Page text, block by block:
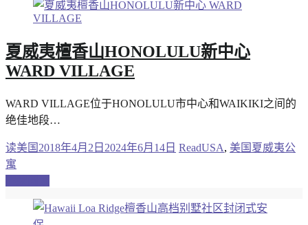
夏威夷檀香山HONOLULU新中心
WARD VILLAGE
WARD VILLAGE位于HONOLULU市中心和WAIKIKI之间的
绝佳地段…
读美国 2018年4月2日 2024年6月14日 ReadUSA, 美国夏威夷公
寓